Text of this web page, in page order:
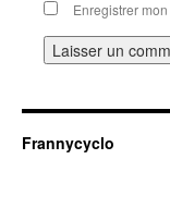
Enregistrer
Frannycyclo